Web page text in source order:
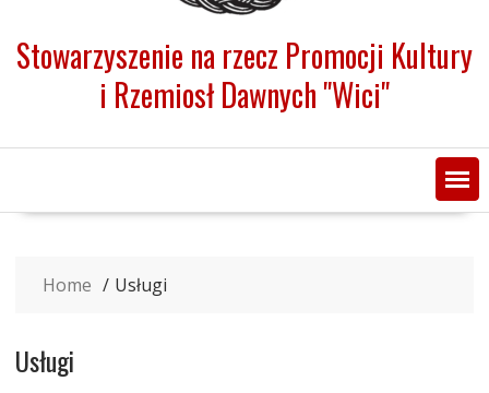
Stowarzyszenie na rzecz Promocji Kultury
i Rzemiosł Dawnych "Wici"
Home Usługi
Usługi